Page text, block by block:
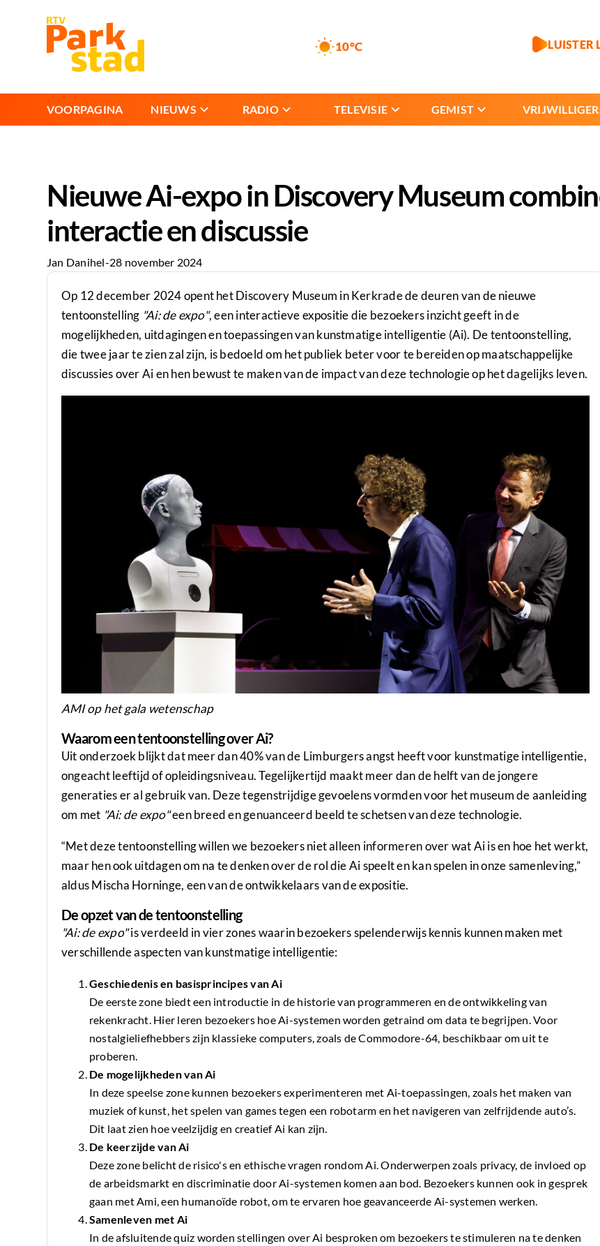
10°C LUISTER
VOORPAGINA NIEUWS RADIO TELEVISIE GEMIST
Nieuwe Ai-expo in Discovery Museum
interactie en discussie
Jan Danihel-28 november 2024
Op 12 december 2024 opent het Discovery Museum in Kerkrade de deuren van de nieuwe
tentoonstelling "Ai: de expo", een interactieve expositie die bezoekers inzicht geeft in de
mogelijkheden, uitdagingen en toepassingen van kunstmatige intelligentie (Ai). De tentoonstelling,
die twee jaar te zien zal zijn, is bedoeld om het publiek beter voor te bereiden op maatschappelijke
discussies over Ai en hen bewust te maken van de impact van deze technologie op het dagelijks leven.
AMI op het gala wetenschap
Waarom een tentoonstelling over Ai?
Uit onderzoek blijkt dat meer dan 40% van de Limburgers angst heeft voor kunstmatige intelligentie,
ongeacht leeftijd of opleidingsniveau. Tegelijkertijd maakt meer dan de helft van de jongere
generaties er al gebruik van. Deze tegenstrijdige gevoelens vormden voor het museum de aanleiding
om met "Ai: de expo"een breed en genuanceerd beeld te schetsen van deze technologie.
“Met deze tentoonstelling willen we bezoekers niet alleen informeren over wat Ai is en hoe het werkt,
maar hen ook uitdagen om na te denken over de rol die Ai speelt en kan spelen in onze samenleving,”
aldus Mischa Horninge, een van de ontwikkelaars van de expositie.
De opzet van de tentoonstelling
"Ai: de expo"is verdeeld in vier zones waarin bezoekers spelenderwijs kennis kunnen maken met
verschillende aspecten van kunstmatige intelligentie:
Geschiedenis en basisprincipes van Ai
De eerste zone biedt een introductie in de historie van programmeren en de ontwikkeling van
rekenkracht. Hier leren bezoekers hoe Ai-systemen worden getraind om data te begrijpen. Voor
nostalgieliefhebbers zijn klassieke computers, zoals de Commodore-64, beschikbaar om uit te
proberen.
De mogelijkheden van Ai
In deze speelse zone kunnen bezoekers experimenteren met Ai-toepassingen, zoals het maken van
muziek of kunst, het spelen van games tegen een robotarm en het navigeren van zelfrijdende auto’s.
Dit laat zien hoe veelzijdig en creatief Ai kan zijn.
De keerzijde van Ai
Deze zone belicht de risico's en ethische vragen rondom Ai. Onderwerpen zoals privacy, de invloed op
de arbeidsmarkt en discriminatie door Ai-systemen komen aan bod. Bezoekers kunnen ook in gesprek
gaan met Ami, een humanoïde robot, om te ervaren hoe geavanceerde Ai-systemen werken.
Samenleven met Ai
In de afsluitende quiz worden stellingen over Ai besproken om bezoekers te stimuleren na te denken